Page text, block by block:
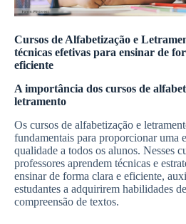
Cursos de Alfabetização e
técnicas efetivas para ensinar de
eficiente
A importância dos cursos de
letramento
Os cursos de alfabetização e
fundamentais para proporcionar uma
qualidade a todos os alunos. Nesses
professores aprendem técnicas e
ensinar de forma clara e eficiente,
estudantes a adquirirem habilidades
compreensão de textos.